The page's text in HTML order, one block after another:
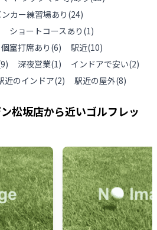
カー練習場あり (24)
ショートコースあり (1)
個室打席あり (6) 駅近(10)
9) 深夜営業(1) インドアで安い(2)
近のインドア(2) 駅近の屋外(8)
松坂店から近いゴルフレッ